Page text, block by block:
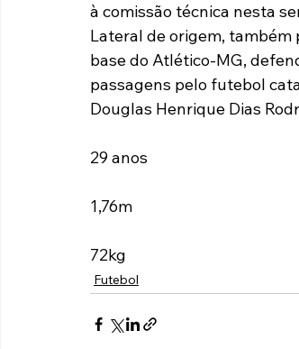
Tabelas Recuperação
à comissão técnica nesta
Lateral de origem, também
base do Atlético-MG,
passagens pelo futebol
Douglas Henrique Dias
29 anos
1,76m
72kg
Futebol